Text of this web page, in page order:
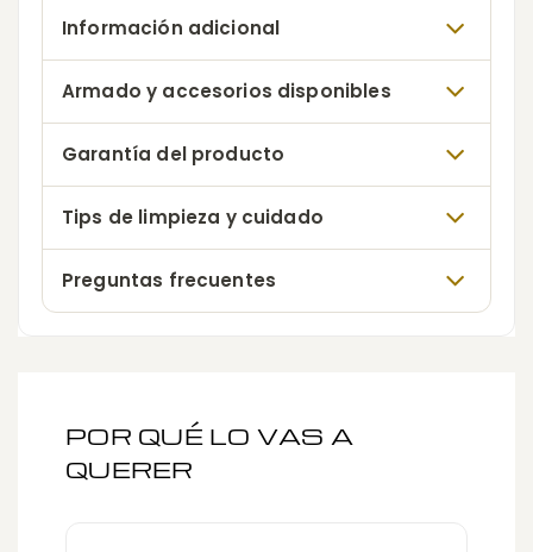
Información adicional
Armado y accesorios disponibles
Garantía del producto
Tips de limpieza y cuidado
Preguntas frecuentes
POR QUÉ LO VAS A
QUERER